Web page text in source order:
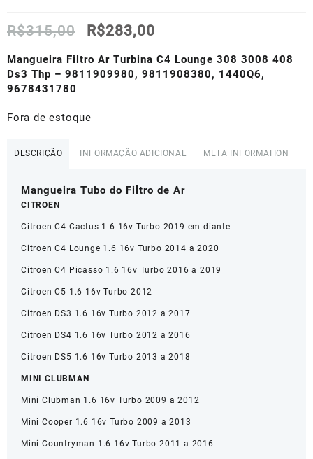
R$315,00
O
original
era:
R$283,00
atual
é:
Mangueira Filtro Ar Turbina C4 Lounge 308 3008 408
Ds3 Thp – 9811909980, 9811908380, 1440Q6,
9678431780
Fora de estoque
DESCRIÇÃO INFORMAÇÃO ADICIONAL META INFORMATION
Mangueira Tubo do Filtro de Ar
CITROEN
Citroen C4 Cactus 1.6 16v Turbo 2019 em diante
Citroen C4 Lounge 1.6 16v Turbo 2014 a 2020
Citroen C4 Picasso 1.6 16v Turbo 2016 a 2019
Citroen C5 1.6 16v Turbo 2012
Citroen DS3 1.6 16v Turbo 2012 a 2017
Citroen DS4 1.6 16v Turbo 2012 a 2016
Citroen DS5 1.6 16v Turbo 2013 a 2018
MINI CLUBMAN
Mini Clubman 1.6 16v Turbo 2009 a 2012
Mini Cooper 1.6 16v Turbo 2009 a 2013
Mini Countryman 1.6 16v Turbo 2011 a 2016